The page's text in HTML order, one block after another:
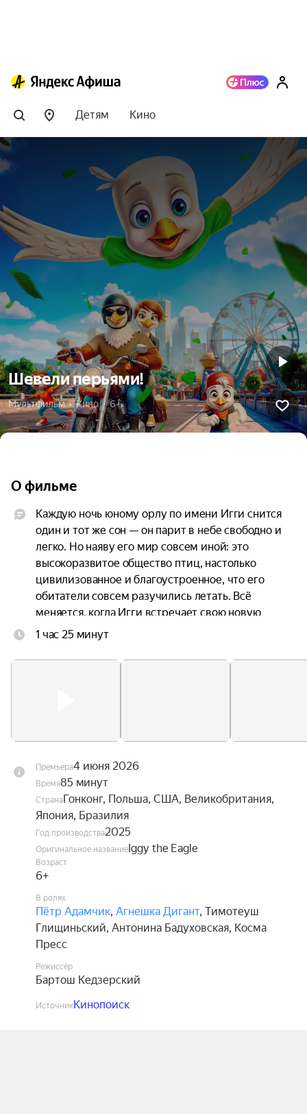
Детям Кино
Шевели перьями!
Мультфильм  •  Кино  •  6+
О фильме
Каждую ночь юному орлу по имени Игги снится
один и тот же сон — он парит в небе свободно и
легко. Но наяву его мир совсем иной: это
высокоразвитое общество птиц, настолько
цивилизованное и благоустроенное, что его
обитатели совсем разучились летать. Всё
меняется, когда Игги встречает свою новую
одноклассницу Ив, без ума влюблённую в
наконец обретает смелость взглянуть в глаза
1 час 25 минут
Премьера4 июня 2026
Время85 минут
СтранаГонконг, Польша, США, Великобритания,
Япония, Бразилия
Год производства2025
Оригинальное названиеIggy the Eagle
Возраст
6+
В ролях
Пётр Адамчик, Агнешка Дигант, Тимотеуш
Глищиньский, Антонина Бадуховская, Косма
Пресс
Режиссёр
Бартош Кедзерский
ИсточникКинопоиск